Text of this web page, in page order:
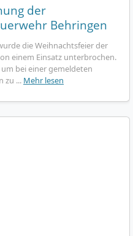
der
Behringen
die Weihnachtsfeier der
einem Einsatz unterbrochen.
bei einer gemeldeten
zu ... Mehr lesen